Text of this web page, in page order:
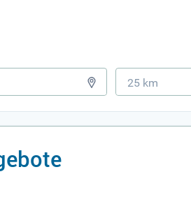
25 km